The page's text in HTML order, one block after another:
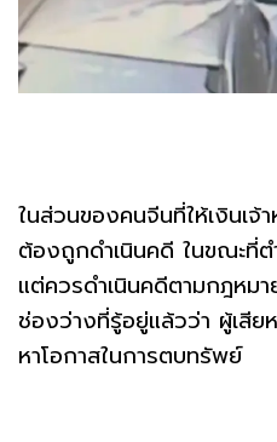
ในส่วนของคนจีนที่ให้เงินเจ้
ต้องถูกดำเนินคดี ในขณะที่ต
แต่ควรดำเนินคดีตามกฎหม
ช่องว่างที่รู้อยู่แล้วว่า ผู้เสีย
หาโอกาสในการตบทรัพย์